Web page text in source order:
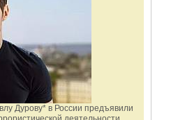
Дурову* в России предъявили